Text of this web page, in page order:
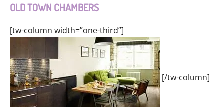
OLD TOWN CHAMBERS
[tw-column width=”one-third”]
[/tw-column]